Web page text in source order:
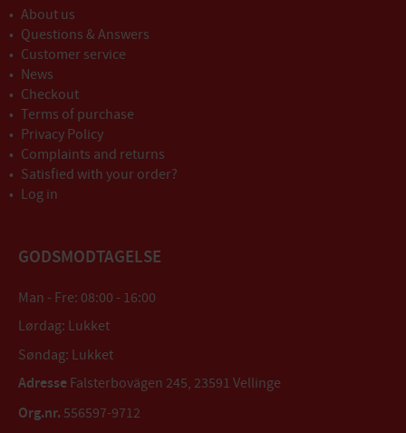
About us
Questions & Answers
Customer service
News
Checkout
Terms of purchase
Privacy Policy
Complaints and returns
Satisfied with your order?
Log in
GODSMODTAGELSE
Man - Fre: 08:00 - 16:00
Lørdag: Lukket
Søndag: Lukket
Adresse Falsterbovägen 245, 23591 Vellinge
Org.nr. 556597-9712